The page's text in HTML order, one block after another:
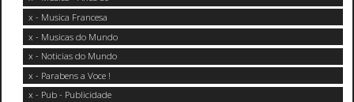
x - Musica Francesa
x - Musicas do Mundo
x - Noticias do Mundo
x - Parabens a Voce !
x - Pub - Publicidade